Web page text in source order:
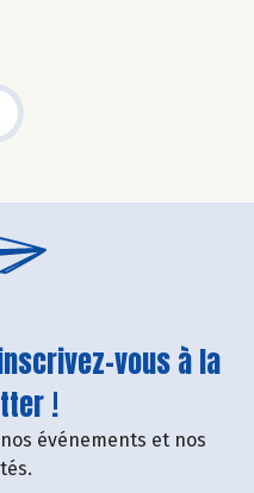
vous à la
!
événements et nos